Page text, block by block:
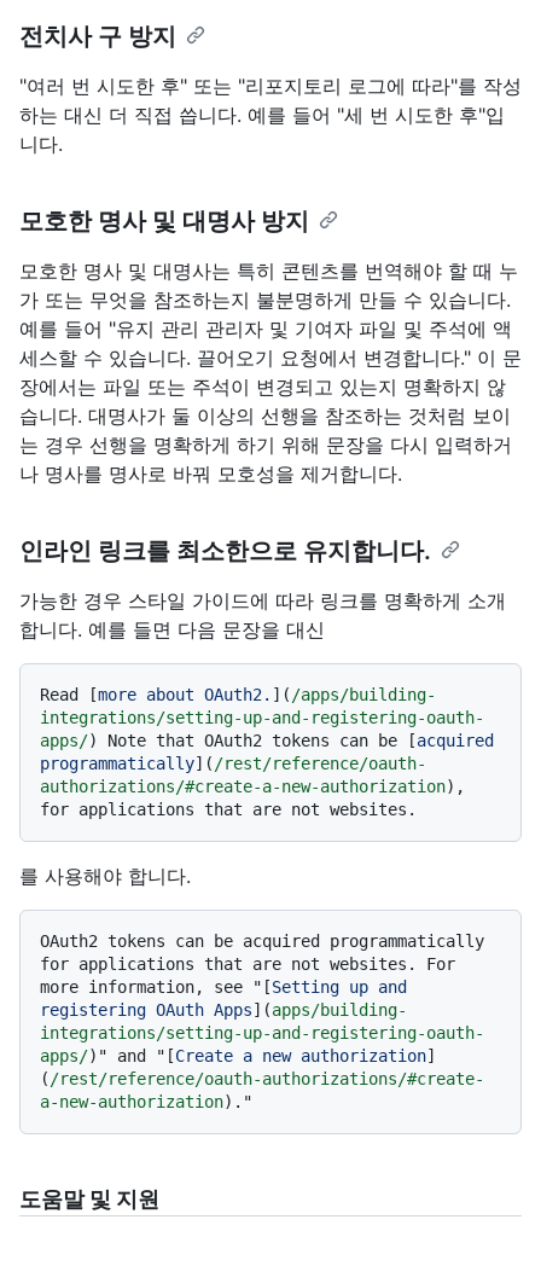
전치사 구 방지
"여러 번 시도한 후" 또는 "리포지토리 로그에 따라"를 작성
하는 대신 더 직접 씁니다. 예를 들어 "세 번 시도한 후"입
니다.
모호한 명사 및 대명사 방지
모호한 명사 및 대명사는 특히 콘텐츠를 번역해야 할 때 누
가 또는 무엇을 참조하는지 불분명하게 만들 수 있습니다.
예를 들어 "유지 관리 관리자 및 기여자 파일 및 주석에 액
세스할 수 있습니다. 끌어오기 요청에서 변경합니다." 이 문
장에서는 파일 또는 주석이 변경되고 있는지 명확하지 않
습니다. 대명사가 둘 이상의 선행을 참조하는 것처럼 보이
는 경우 선행을 명확하게 하기 위해 문장을 다시 입력하거
나 명사를 명사로 바꿔 모호성을 제거합니다.
인라인 링크를 최소한으로 유지합니다.
가능한 경우 스타일 가이드에 따라 링크를 명확하게 소개
합니다. 예를 들면 다음 문장을 대신
Read [more about OAuth2. ](/apps/building-
integrations/setting-up-and-registering-oauth-
apps/) Note that OAuth2 tokens can be [acquired
programmatically](/rest/reference/oauth-
authorizations/#create-a-new-authorization),
를 사용해야 합니다.
OAuth2 tokens can be acquired programmatically
for applications that are not websites. For
more information, see "[Setting up and
registering OAuth Apps](apps/building-
integrations/setting-up-and-registering-oauth-
apps/)" and "[Create a new authorization]
(/rest/reference/oauth-authorizations/#create-
a-new-authorization
도움말 및 지원